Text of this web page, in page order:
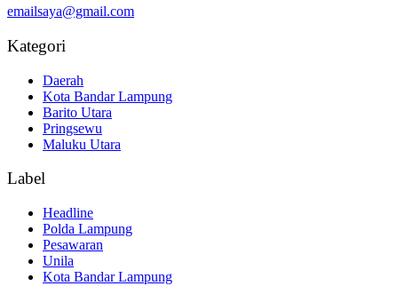
emailsaya@gmail.com
Kategori
Daerah
Kota Bandar Lampung
Barito Utara
Pringsewu
Maluku Utara
Label
Headline
Polda Lampung
Pesawaran
Unila
Kota Bandar Lampung